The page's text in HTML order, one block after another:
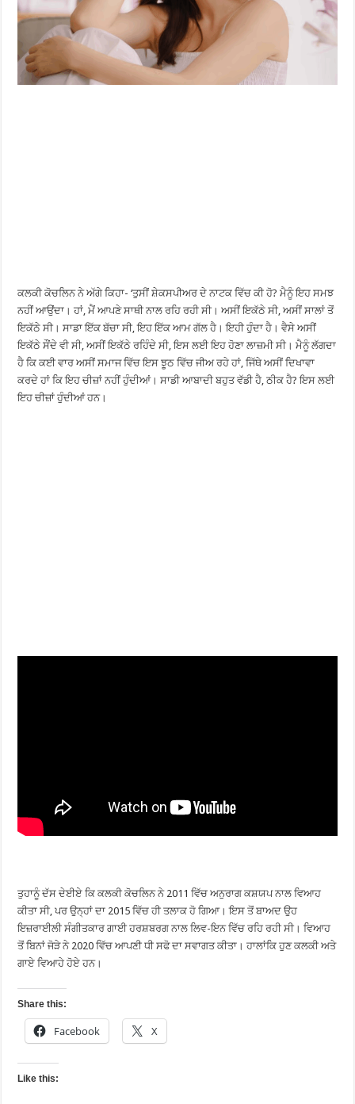
ਕਲਕੀ ਕੋਚਲਿਨ ਨੇ ਅੱਗੇ ਕਿਹਾ- ‘ਤੁਸੀਂ ਸ਼ੇਕਸਪੀਅਰ ਦੇ ਨਾਟਕ ਵਿੱਚ ਕੀ ਹੋ? ਮੈਨੂੰ ਇਹ ਸਮਝ
ਨਹੀਂ ਆਉਂਦਾ। ਹਾਂ, ਮੈਂ ਆਪਣੇ ਸਾਥੀ ਨਾਲ ਰਹਿ ਰਹੀ ਸੀ। ਅਸੀਂ ਇਕੱਠੇ ਸੀ, ਅਸੀਂ ਸਾਲਾਂ ਤੋਂ
ਇਕੱਠੇ ਸੀ। ਸਾਡਾ ਇੱਕ ਬੱਚਾ ਸੀ, ਇਹ ਇੱਕ ਆਮ ਗੱਲ ਹੈ। ਇਹੀ ਹੁੰਦਾ ਹੈ। ਵੈਸੇ ਅਸੀਂ
ਇਕੱਠੇ ਸੌਂਦੇ ਵੀ ਸੀ, ਅਸੀਂ ਇਕੱਠੇ ਰਹਿੰਦੇ ਸੀ, ਇਸ ਲਈ ਇਹ ਹੋਣਾ ਲਾਜ਼ਮੀ ਸੀ। ਮੈਨੂੰ ਲੱਗਦਾ
ਹੈ ਕਿ ਕਈ ਵਾਰ ਅਸੀਂ ਸਮਾਜ ਵਿੱਚ ਇਸ ਝੂਠ ਵਿੱਚ ਜੀਅ ਰਹੇ ਹਾਂ, ਜਿੱਥੇ ਅਸੀਂ ਦਿਖਾਵਾ
ਕਰਦੇ ਹਾਂ ਕਿ ਇਹ ਚੀਜ਼ਾਂ ਨਹੀਂ ਹੁੰਦੀਆਂ। ਸਾਡੀ ਆਬਾਦੀ ਬਹੁਤ ਵੱਡੀ ਹੈ, ਠੀਕ ਹੈ? ਇਸ ਲਈ
ਇਹ ਚੀਜ਼ਾਂ ਹੁੰਦੀਆਂ ਹਨ।
ਤੁਹਾਨੂੰ ਦੱਸ ਦੇਈਏ ਕਿ ਕਲਕੀ ਕੋਚਲਿਨ ਨੇ 2011 ਵਿੱਚ ਅਨੁਰਾਗ ਕਸ਼ਯਪ ਨਾਲ ਵਿਆਹ
ਕੀਤਾ ਸੀ, ਪਰ ਉਨ੍ਹਾਂ ਦਾ 2015 ਵਿੱਚ ਹੀ ਤਲਾਕ ਹੋ ਗਿਆ। ਇਸ ਤੋਂ ਬਾਅਦ ਉਹ
ਇਜ਼ਰਾਈਲੀ ਸੰਗੀਤਕਾਰ ਗਾਈ ਹਰਸ਼ਬਰਗ ਨਾਲ ਲਿਵ-ਇਨ ਵਿੱਚ ਰਹਿ ਰਹੀ ਸੀ। ਵਿਆਹ
ਤੋਂ ਬਿਨਾਂ ਜੋੜੇ ਨੇ 2020 ਵਿੱਚ ਆਪਣੀ ਧੀ ਸਫੋ ਦਾ ਸਵਾਗਤ ਕੀਤਾ। ਹਾਲਾਂਕਿ ਹੁਣ ਕਲਕੀ ਅਤੇ
ਗਾਏ ਵਿਆਹੇ ਹੋਏ ਹਨ।
Share this:
Facebook X
Like this: